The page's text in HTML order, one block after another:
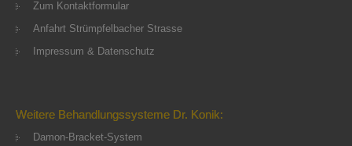
Zum Kontaktformular
Anfahrt Strümpfelbacher Strasse
Impressum & Datenschutz
Weitere Behandlungssysteme Dr. Konik:
Damon-Bracket-System